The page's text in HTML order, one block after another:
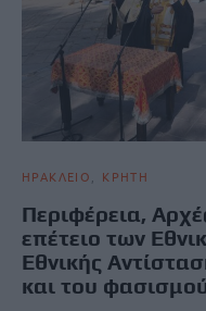
ΗΡΑΚΛΕΙΟ ΚΡΗΤΗ
Περιφέρεια,
επέτειο των
Εθνικής
και του